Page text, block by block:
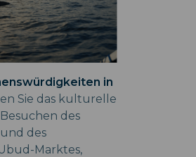
in
Sie das kulturelle
des
des
Marktes,